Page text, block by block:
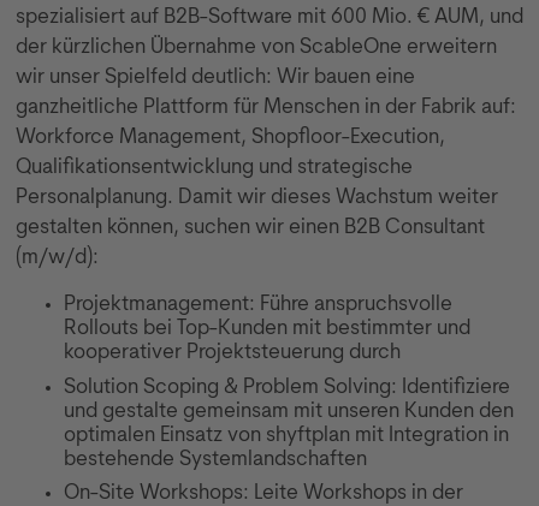
spezialisiert auf B2B-Software mit 600 Mio. € AUM, und
der kürzlichen Übernahme von ScableOne erweitern
wir unser Spielfeld deutlich: Wir bauen eine
ganzheitliche Plattform für Menschen in der Fabrik auf:
Workforce Management, Shopfloor-Execution,
Qualifikationsentwicklung und strategische
Personalplanung. Damit wir dieses Wachstum weiter
gestalten können, suchen wir einen B2B Consultant
(m/w/d):
Projektmanagement: Führe anspruchsvolle
Rollouts bei Top-Kunden mit bestimmter und
kooperativer Projektsteuerung durch
Solution Scoping & Problem Solving: Identifiziere
und gestalte gemeinsam mit unseren Kunden den
optimalen Einsatz von shyftplan mit Integration in
bestehende Systemlandschaften
On-Site Workshops: Leite Workshops in der